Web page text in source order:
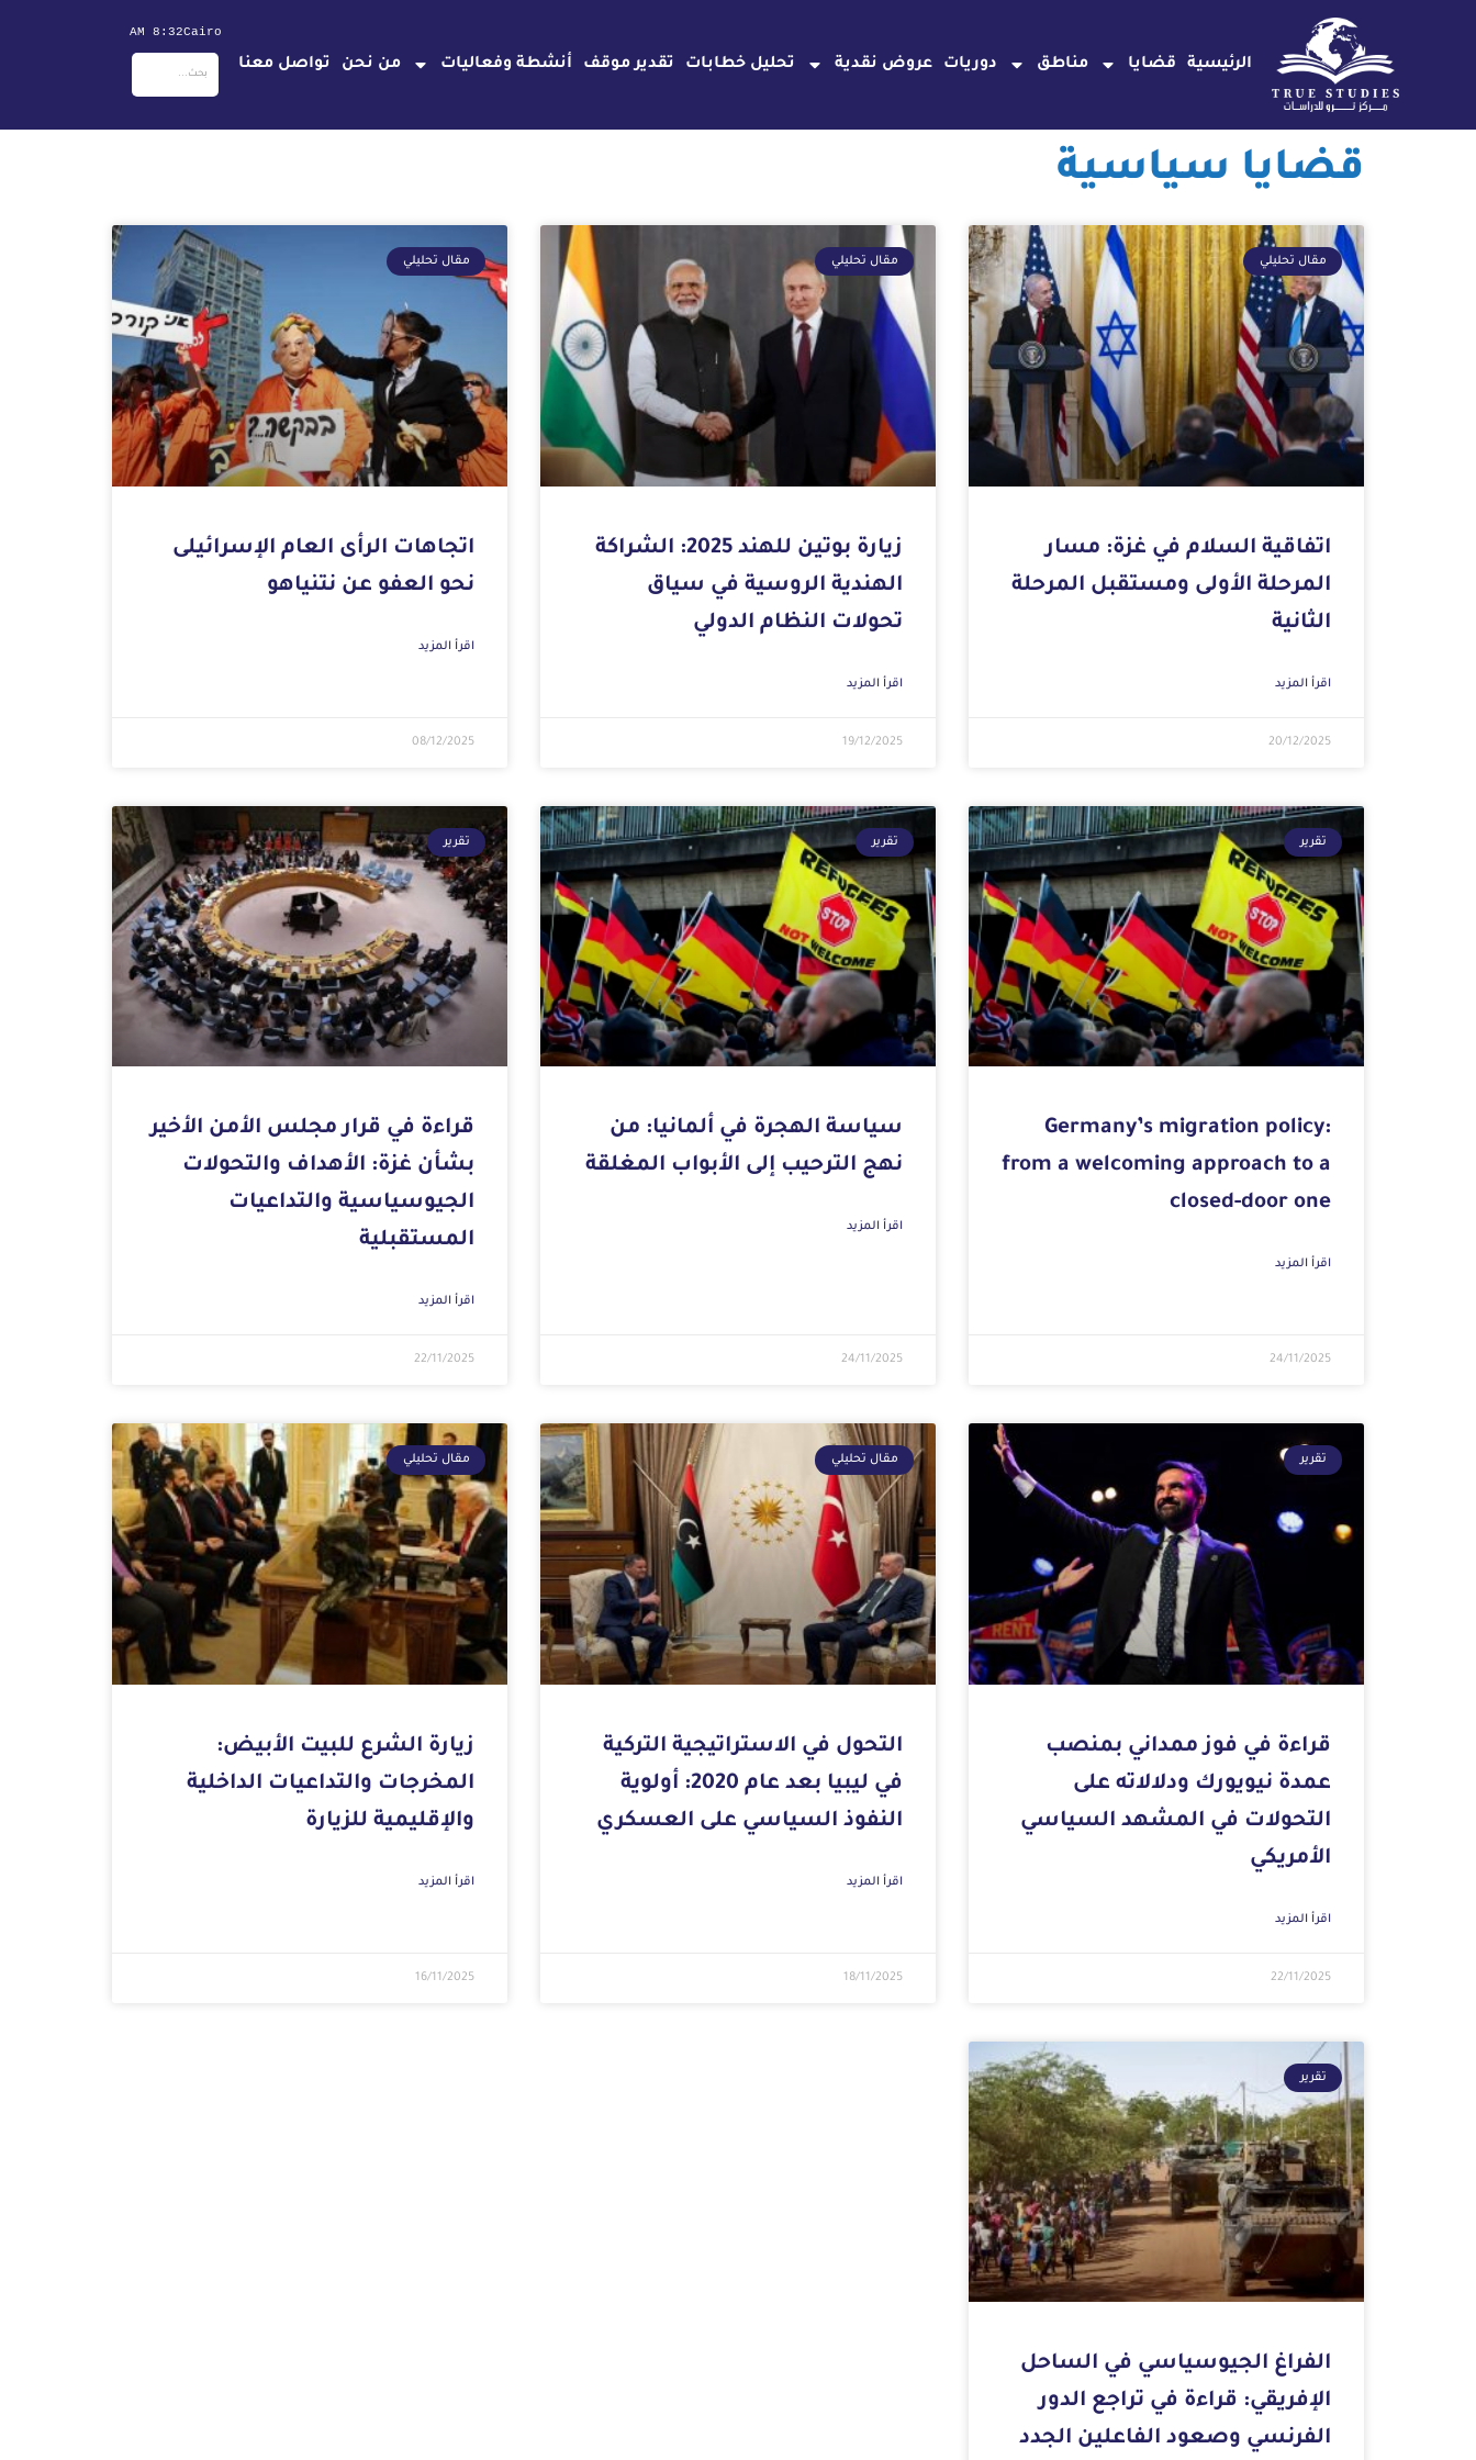
الرئيسية قضايا مناطق دوريات عروض نقدية تحليل خطابات تقدير موقف أنشطة وفعاليات من نحن تواصل معنا
Cairo
8:32 AM
قضايا سياسية
مقال تحليلي
اتفاقية السلام في غزة: مسار
المرحلة الأولى ومستقبل المرحلة
الثانية
اقرأ المزيد
20/12/2025
مقال تحليلي
زيارة بوتين للهند 2025: الشراكة
الهندية الروسية في سياق
تحولات النظام الدولي
اقرأ المزيد
19/12/2025
مقال تحليلي
اتجاهات الرأى العام الإسرائيلى
نحو العفو عن نتنياهو
اقرأ المزيد
08/12/2025
تقرير
Germany’s migration policy:
from a welcoming approach to a
closed-door one
اقرأ المزيد
24/11/2025
تقرير
سياسة الهجرة في ألمانيا: من
نهج الترحيب إلى الأبواب المغلقة
اقرأ المزيد
24/11/2025
تقرير
قراءة في قرار مجلس الأمن الأخير
بشأن غزة: الأهداف والتحولات
الجيوسياسية والتداعيات
المستقبلية
اقرأ المزيد
22/11/2025
تقرير
قراءة في فوز ممداني بمنصب
عمدة نيويورك ودلالاته على
التحولات في المشهد السياسي
الأمريكي
اقرأ المزيد
22/11/2025
مقال تحليلي
التحول في الاستراتيجية التركية
في ليبيا بعد عام 2020: أولوية
النفوذ السياسي على العسكري
اقرأ المزيد
18/11/2025
مقال تحليلي
زيارة الشرع للبيت الأبيض:
المخرجات والتداعيات الداخلية
والإقليمية للزيارة
اقرأ المزيد
16/11/2025
تقرير
الفراغ الجيوسياسي في الساحل
الإفريقي: قراءة في تراجع الدور
الفرنسي وصعود الفاعلين الجدد